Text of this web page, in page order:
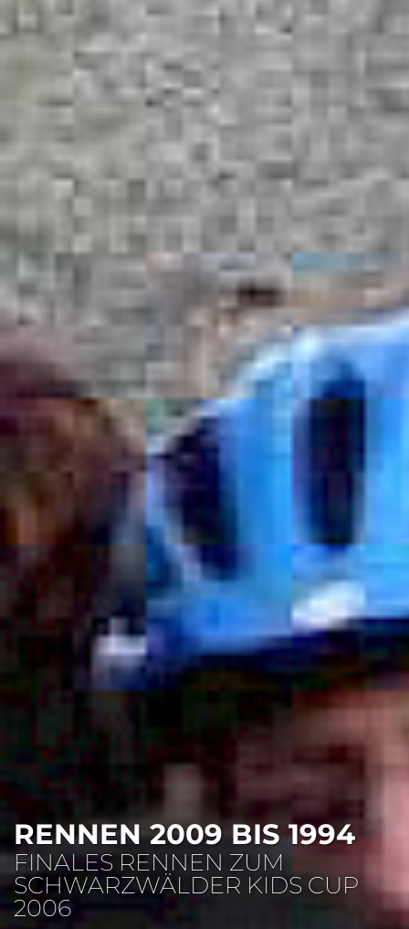
RENNEN 2009 BIS 1994
FINALES RENNEN ZUM
SCHWARZWÄLDER KIDS CUP
2006